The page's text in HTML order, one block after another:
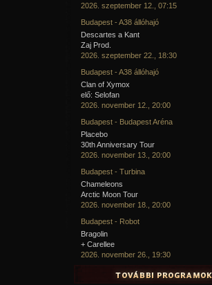
2026. szeptember 12., 07:15
Budapest - A38 állóhajó
Descartes a Kant
Zaj Prod.
2026. szeptember 22., 18:30
Budapest - A38 állóhajó
Clan of Xymox
elő: Selofan
2026. november 12., 20:00
Budapest - Budapest Aréna
Placebo
30th Anniversary Tour
2026. november 13., 20:00
Budapest - Turbina
Chameleons
Arctic Moon Tour
2026. november 18., 20:00
Budapest - Robot
Bragolin
+ Carellee
2026. november 26., 19:30